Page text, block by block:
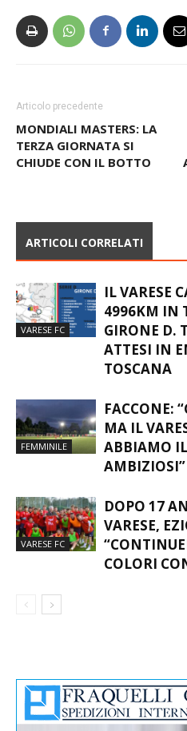
Articolo precedente
MONDIALI MASTERS: LA
TERZA GIORNATA SI
CHIUDE CON IL BOTTO
ARTICOLI CORRELATI
VARESE FC
IL VARESE
4996KM IN
GIRONE D.
ATTESI IN
TOSCANA
FEMMINILE
FACCONE:
MA IL
ABBIAMO IL
AMBIZIOSI”
VARESE FC
DOPO 17
VARESE,
COLORI